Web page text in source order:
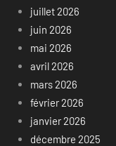
juillet 2026
juin 2026
mai 2026
avril 2026
mars 2026
février 2026
janvier 2026
décembre 2025